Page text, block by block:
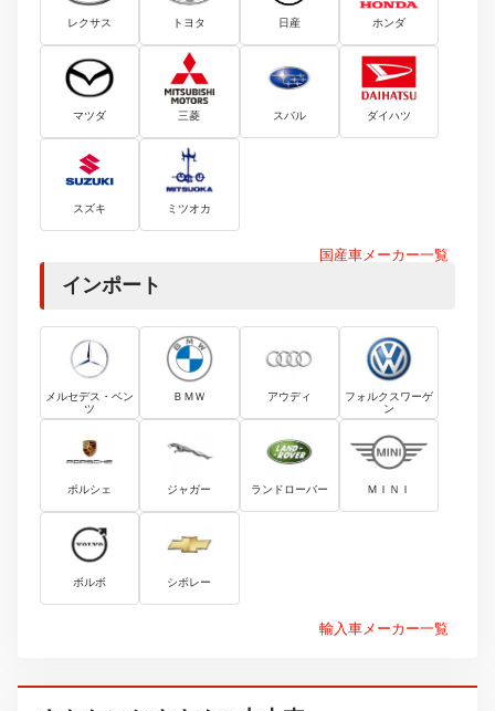
レクサス トヨタ 日産 ホンダ
マツダ 三菱 スバル ダイハツ
スズキ ミツオカ
国産車メーカー一覧
インポート
メルセデス・ベン
ツ
ＢＭＷ アウディ
フォルクスワーゲ
ン
ポルシェ ジャガー ランドローバー ＭＩＮＩ
ボルボ シボレー
輸入車メーカー一覧